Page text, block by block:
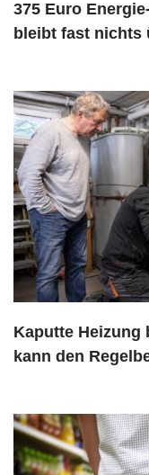
375 Euro
bleibt fast nichts
Kaputte Heizung
kann den